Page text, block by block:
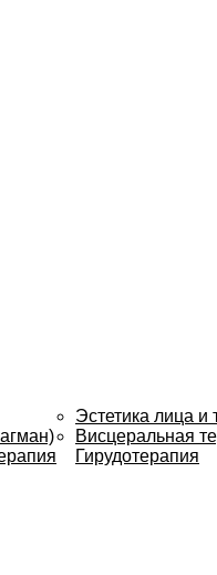
Эстетика лица и
Висцеральная
Гирудотерапия